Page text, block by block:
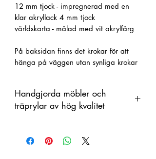
12 mm tjock - impregnerad med en
klar akryllack 4 mm tjock
världskarta - målad med vit akrylfärg
På baksidan finns det krokar för att
hänga på väggen utan synliga krokar
Handgjorda möbler och
träprylar av hög kvalitet
som ett organiskt material med
färgskiftningar. Därför kan skillnader